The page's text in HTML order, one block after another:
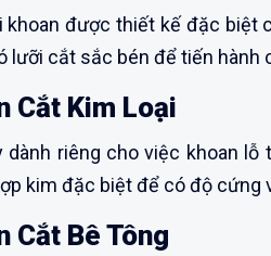
khoan được thiết kế đặc biệt
lưỡi cắt sắc bén để tiến hành
Cắt Kim Loại
dành riêng cho việc khoan
kim đặc biệt để có độ cứng
Cắt Bê Tông